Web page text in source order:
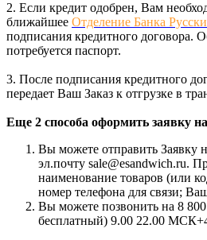
2. Если кредит одобрен, Вам
ближайшее Отделение Банка
подписания кредитного договора.
потребуется паспорт.
3. После подписания кредитного
передает Ваш Заказ к отгрузке в
Еще 2 способа оформить заявку
Вы можете отправить Заявку
эл.почту sale@esandwich.ru.
наименование товаров (или
номер телефона для связи;
Вы можете позвонить на 8
бесплатный) 9.00 22.00